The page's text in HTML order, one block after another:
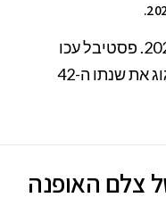
פסטיבל עכו הבינלאומי לתיאטרון אחר 2021. פסטיבל עכו
צלם האופנה